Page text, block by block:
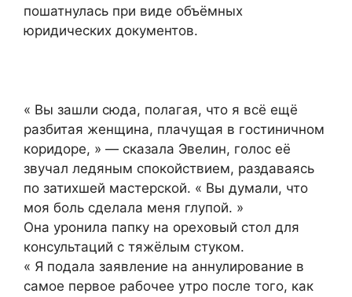
пошатнулась при виде объёмных
юридических документов.
« Вы зашли сюда, полагая, что я всё ещё
разбитая женщина, плачущая в гостиничном
коридоре, » — сказала Эвелин, голос её
звучал ледяным спокойствием, раздаваясь
по затихшей мастерской. « Вы думали, что
моя боль сделала меня глупой. »
Она уронила папку на ореховый стол для
консультаций с тяжёлым стуком.
« Я подала заявление на аннулирование в
самое первое рабочее утро после того, как